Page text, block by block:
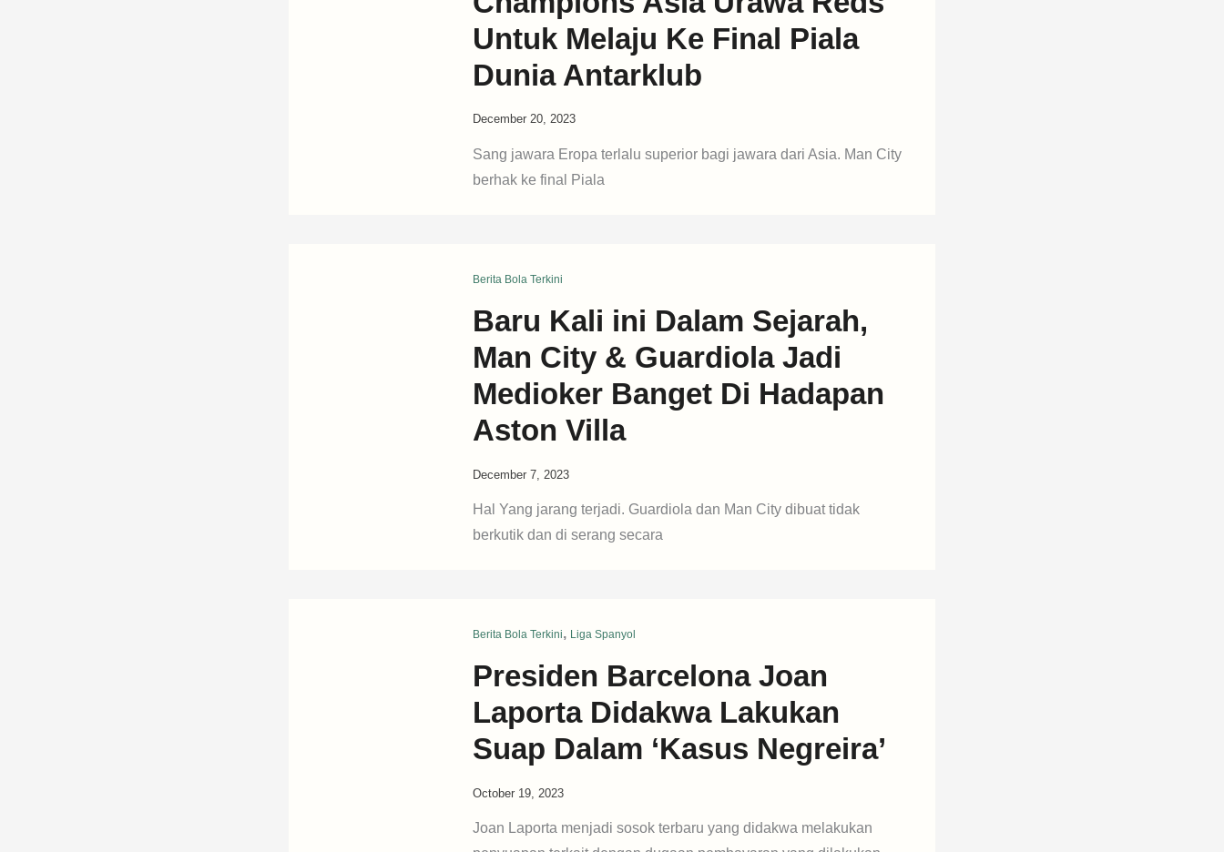
Untuk Melaju Ke Final Piala
Dunia Antarklub
December 20, 2023
Sang jawara Eropa terlalu superior bagi jawara dari Asia. Man City
berhak ke final Piala
Berita Bola Terkini
Baru Kali ini Dalam Sejarah,
Man City & Guardiola Jadi
Medioker Banget Di Hadapan
Aston Villa
December 7, 2023
Hal Yang jarang terjadi. Guardiola dan Man City dibuat tidak
berkutik dan di serang secara
Berita Bola Terkini, Liga Spanyol
Presiden Barcelona Joan
Laporta Didakwa Lakukan
Suap Dalam ‘Kasus Negreira’
October 19, 2023
Joan Laporta menjadi sosok terbaru yang didakwa melakukan